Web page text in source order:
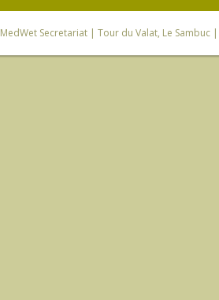
MedWet Secretariat| Tour du Valat, Le Sambuc